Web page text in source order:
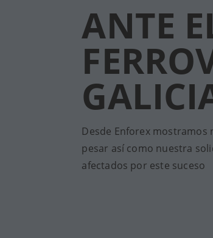
ANTE
Desde Enforex mostramos
pesar así como nuestra
afectados por este suceso